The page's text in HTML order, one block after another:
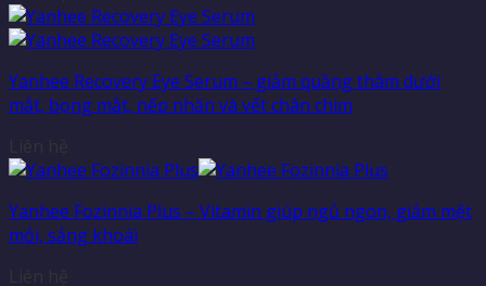
Yanhee Recovery Eye Serum – giảm quầng thâm dưới
mắt, bọng mắt, nếp nhăn và vết chân chim
Yanhee Fozinnia Plus – Vitamin giúp ngủ ngon, giảm mệt
mỏi, sảng khoái